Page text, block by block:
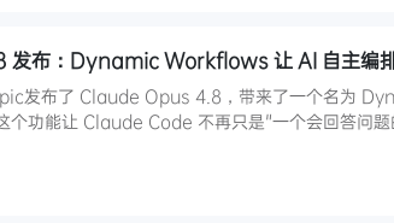
布：Dynamic Workflows 让 AI 自主编
发布了 Claude Opus 4.8，带来了一个名为
个功能让 Claude Code 不再只是"一个会回答问